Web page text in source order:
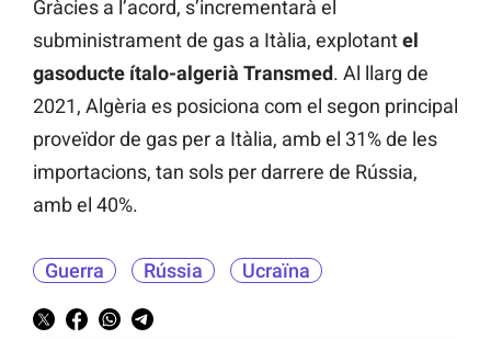
Gràcies a l’acord, s’incrementarà el
subministrament de gas a Itàlia, explotantel
gasoducte ítalo-algerià Transmed. Al llarg de
2021, Algèria es posiciona com el segon principal
proveïdor de gas per a Itàlia, amb el 31% de les
importacions, tan sols per darrere de Rússia,
amb el 40%.
Guerra Rússia Ucraïna